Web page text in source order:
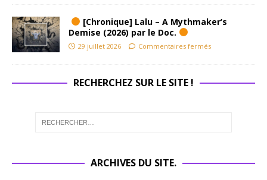
[Chronique] Lalu – A Mythmaker’s
Demise (2026) par le Doc.
29 juillet 2026 Commentaires fermés
RECHERCHEZ SUR LE SITE !
ARCHIVES DU SITE.